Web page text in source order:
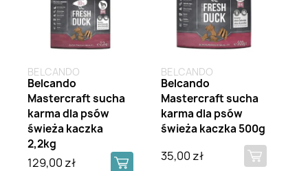
BELCANDO
Belcando
Mastercraft sucha
karma dla psów
świeża kaczka
2,2kg
129,00 zł
BELCANDO
Belcando
Mastercraft sucha
karma dla psów
świeża kaczka 500g
35,00 zł